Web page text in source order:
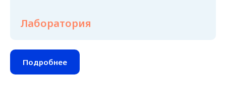
Лаборатория
Подробнее